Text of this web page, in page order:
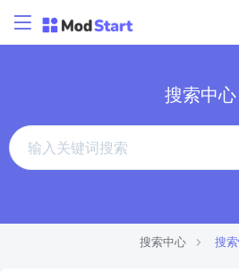
搜索中心
搜索中心 搜